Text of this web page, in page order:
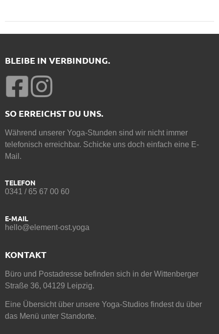
BLEIBE IN VERBINDUNG.
SO ERREICHST DU UNS.
Während unserer Yoga-Stunden sind wir nicht immer
telefonisch erreichbar. Schicke uns doch einfach eine E-
Mail.
TELEFON
0341 / 65 67 00 60
E-MAIL
hello@element-ost.yoga
KONTAKT
Büro und Postadresse befinden sich in der Wittenberger
Straße 36, 04129 Leipzig.
Eine Übersicht über unsere Yoga-Studios findest du über
das Menü unter Standorte.